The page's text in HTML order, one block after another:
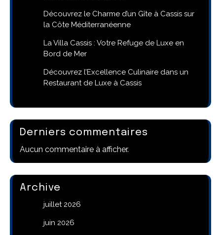
Découvrez le Charme d’un Gîte à Cassis sur
la Côte Méditerranéenne
La Villa Cassis : Votre Refuge de Luxe en
Bord de Mer
Découvrez l’Excellence Culinaire dans un
Restaurant de Luxe à Cassis
Derniers commentaires
Aucun commentaire à afficher.
Archive
juillet 2026
juin 2026